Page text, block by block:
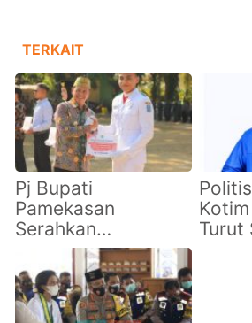
TERKAIT
Pj Bupati
Pamekasan
Serahkan
Penghargaan
Pemuda Berprestasi
di Hari Sumpah
Pemuda
Turut